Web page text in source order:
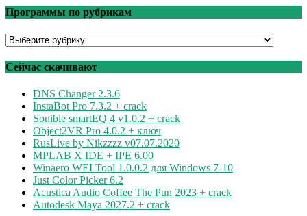
Программы по рубрикам
Программы
рубрикам
Сейчас скачивают
DNS Changer 2.3.6
InstaBot Pro 7.3.2 + crack
Sonible smartEQ 4 v1.0.2 + crack
Object2VR Pro 4.0.2 + ключ
RusLive by Nikzzzz v07.07.2020
MPLAB X IDE + IPE 6.00
Winaero WEI Tool 1.0.0.2 для Windows 7-10
Just Color Picker 6.2
Acustica Audio Coffee The Pun 2023 + crack
Autodesk Maya 2027.2 + crack